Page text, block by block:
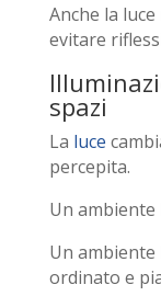
Anche la
evitare
spazi
La luce
percepita.
Un
Un
ordinato e